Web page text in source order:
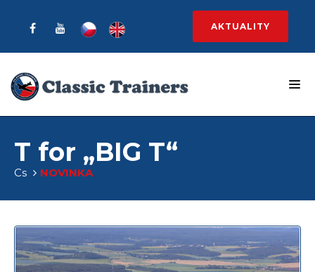
AKTUALITY
T for „BIG T“
Cs NOVINKA